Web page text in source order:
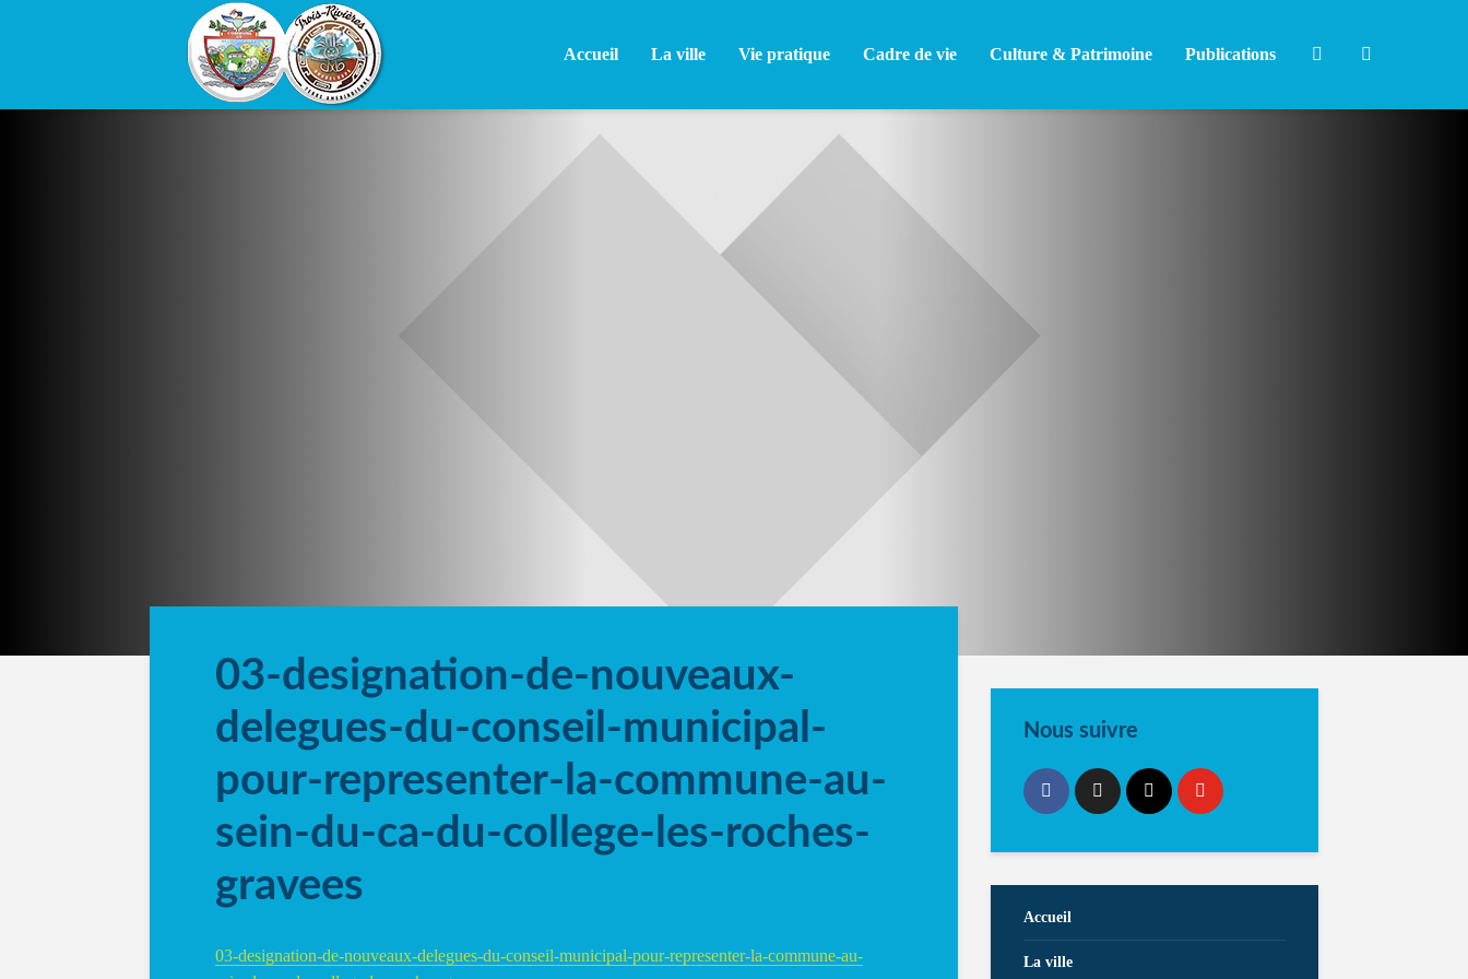
Accueil La ville Vie pratique Cadre de vie Culture & Patrimoine Publications
03-designation-de-nouveaux-
delegues-du-conseil-municipal-
pour-representer-la-commune-au-
sein-du-ca-du-college-les-roches-
gravees
03-designation-de-nouveaux-delegues-du-conseil-municipal-pour-representer-la-commune-au-
Nous suivre
Accueil
La ville